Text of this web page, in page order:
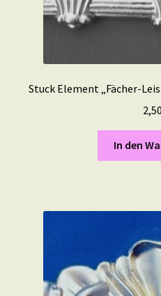
Stuck Element „Fächer-
2,50
In den